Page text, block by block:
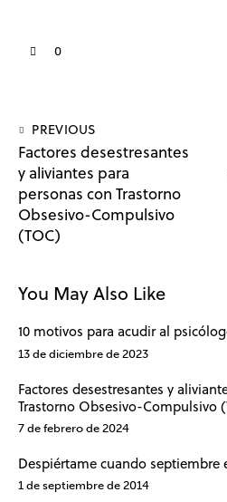
0
PREVIOUS
Factores desestresantes
y aliviantes para
personas con Trastorno
Obsesivo-Compulsivo
(TOC)
You May Also Like
10 motivos para acudir al
13 de diciembre de 2023
Factores desestresantes y
Trastorno Obsesivo-Compulsivo
7 de febrero de 2024
Despiértame cuando septiembre
1 de septiembre de 2014